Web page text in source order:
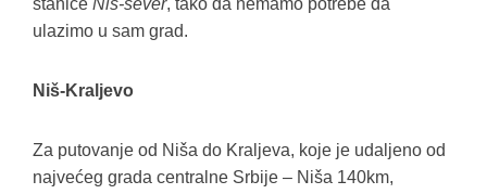
stanice Niš-sever, tako da nemamo potrebe da
ulazimo u sam grad.
Niš-Kraljevo
Za putovanje od Niša do Kraljeva, koje je udaljeno od
najvećeg grada centralne Srbije – Niša 140km,